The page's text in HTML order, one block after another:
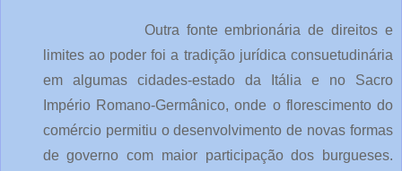
Outra fonte embrionária de direitos e
limites ao poder foi a tradição jurídica consuetudinária
em algumas cidades-estado da Itália e no Sacro
Império Romano-Germânico, onde o florescimento do
comércio permitiu o desenvolvimento de novas formas
de governo com maior participação dos burgueses.